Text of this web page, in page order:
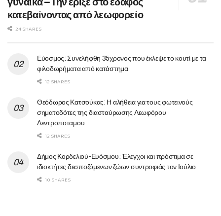
κατεβαίνοντας από λεωφορείο
24 SHARES
Εύοσμος: Συνελήφθη 35χρονος που έκλεψε το κουτί με τα
φιλοδωρήματα από κατάστημα
12 SHARES
Θεόδωρος Κατσούκας: Η αλήθεια για τους φωτεινούς
σηματοδότες της διασταύρωσης Λεωφόρου
Δεντροποταμου
12 SHARES
Δήμος Κορδελιού-Ευόσμου: Έλεγχοι και πρόστιμα σε
ιδιοκτήτες δεσποζόμενων ζώων συντροφιάς τον Ιούλιο
10 SHARES